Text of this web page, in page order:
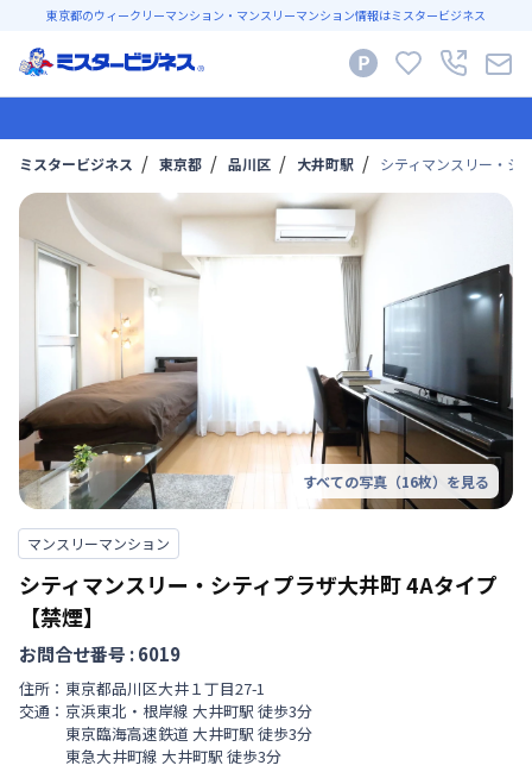
東京都のウィークリーマンション・マンスリーマンション情報はミスタービジネス
ミスタービジネス 東京都 品川区 大井町駅 シティマンスリー・シ
すべての写真（16枚）を見る
マンスリーマンション
シティマンスリー・シティプラザ大井町4Aタイプ
【禁煙】
お問合せ番号 :6019
住所： 東京都品川区大井 １丁目27-1
交通： 京浜東北・根岸線 大井町駅 徒歩3分
東京臨海高速鉄道 大井町駅 徒歩3分
東急大井町線 大井町駅 徒歩3分